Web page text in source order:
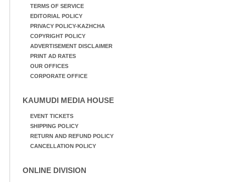
TERMS OF SERVICE
EDITORIAL POLICY
PRIVACY POLICY-KAZHCHA
COPYRIGHT POLICY
ADVERTISEMENT DISCLAIMER
PRINT AD RATES
OUR OFFICES
CORPORATE OFFICE
KAUMUDI MEDIA HOUSE
EVENT TICKETS
SHIPPING POLICY
RETURN AND REFUND POLICY
CANCELLATION POLICY
ONLINE DIVISION